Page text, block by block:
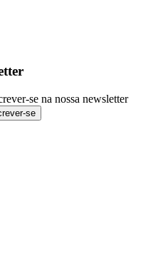
se na nossa newsletter
se